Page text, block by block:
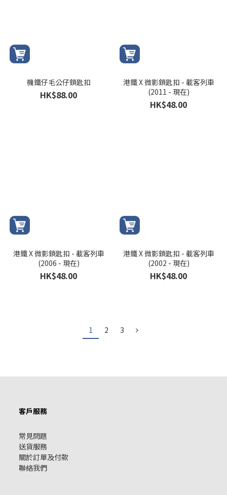
機鐵仔毛公仔鎖匙扣
HK$88.00
港鐵 X 微影鎖匙扣 - 載客列車
(2011 - 現在)
HK$48.00
港鐵 X 微影鎖匙扣 - 載客列車
(2006 - 現在)
HK$48.00
港鐵 X 微影鎖匙扣 - 載客列車
(2002 - 現在)
HK$48.00
1 2 3
客戶服務
常見問題
送貨服務
關於訂單及付款
聯絡我們